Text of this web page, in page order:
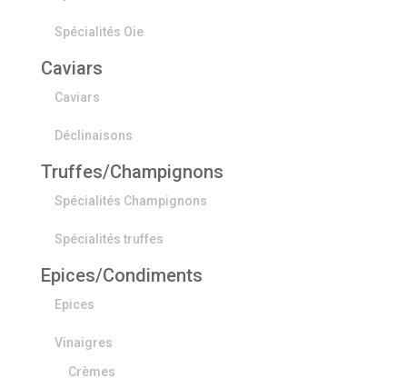
Spécialités Oie
Caviars
Caviars
Déclinaisons
Truffes/Champignons
Spécialités Champignons
Spécialités truffes
Epices/Condiments
Epices
Vinaigres
Crèmes